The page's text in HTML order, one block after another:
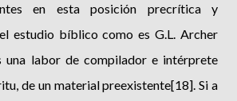
en esta posición precrítica y
estudio bíblico como es G.L. Archer
una labor de compilador e intérprete
de un material preexistente[18]. Si a